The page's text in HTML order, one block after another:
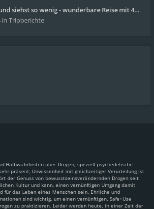
siehst so wenig - wunderbare Reise mit 4g Pilze
in Tripberichte
Halbwahrheiten über Drogen, speziell psychedelische
präsent; Unwissenheit mit gleichzeitiger Verurteilung ist
der Genuss von bewusstseinsverändernden Drogen seit
Kultur und kann, einen vernünftigen Umgang damit
für das Leben eines Menschen sein. Ehrliche und
sind wichtig, um einen vernünftigen, Safe+Use
zu praktizieren. Leider werden heute, in einer Zeit der